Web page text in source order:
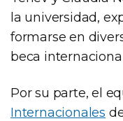
la universidad,
formarse en
beca
Por su parte, el
Internacionales